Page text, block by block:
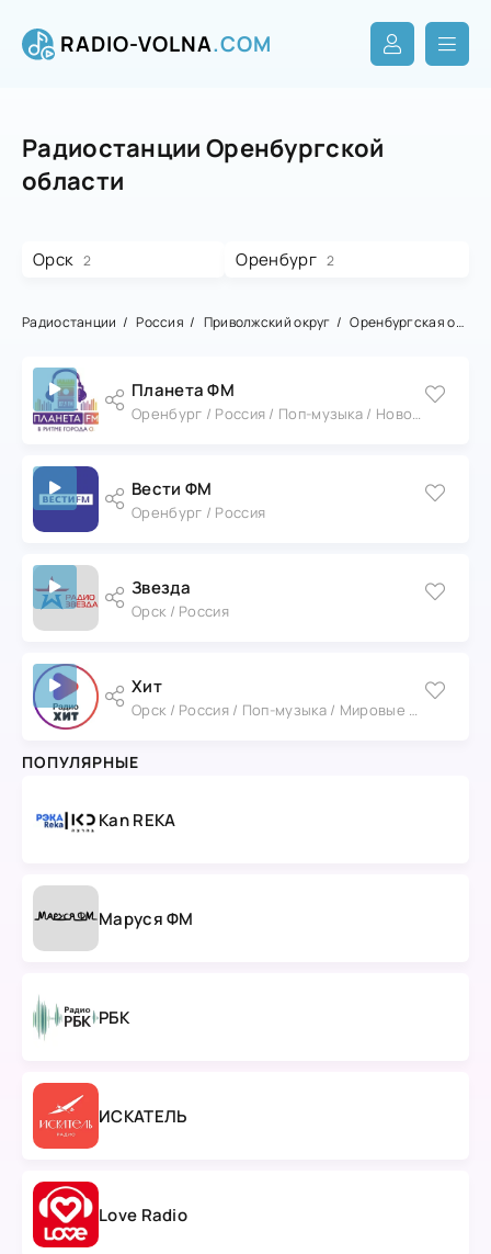
RADIO-VOLNA.COM
Радиостанции Оренбургской
области
Орск 2 Оренбург 2
Радиостанции Россия Приволжский округ Оренбургская область
Планета ФМ
Вести ФМ
Оренбург / Россия
Звезда
Орск / Россия
Хит
ПОПУЛЯРНЫЕ
Kan REKA
Маруся ФМ
РБК
ИСКАТЕЛЬ
Love Radio